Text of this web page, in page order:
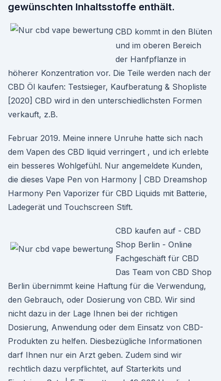
gewünschten Inhaltsstoffe enthält.
CBD kommt in den Blüten
und im oberen Bereich
der Hanfpflanze in
höherer Konzentration vor. Die Teile werden nach der
CBD Öl kaufen: Testsieger, Kaufberatung & Shopliste
[2020] CBD wird in den unterschiedlichsten Formen
verkauft, z.B.
Februar 2019. Meine innere Unruhe hatte sich nach
dem Vapen des CBD liquid verringert , und ich erlebte
ein besseres Wohlgefühl. Nur angemeldete Kunden,
die dieses Vape Pen von Harmony | CBD Dreamshop
Harmony Pen Vaporizer für CBD Liquids mit Batterie,
Ladegerät und Touchscreen Stift.
CBD kaufen auf - CBD
Shop Berlin - Online
Fachgeschäft für CBD
Das Team von CBD Shop
Berlin übernimmt keine Haftung für die Verwendung,
den Gebrauch, oder Dosierung von CBD. Wir sind
nicht dazu in der Lage Ihnen bei der richtigen
Dosierung, Anwendung oder dem Einsatz von CBD-
Produkten zu helfen. Diesbezügliche Informationen
darf Ihnen nur ein Arzt geben. Zudem sind wir
rechtlich dazu verpflichtet, auf Starterkits und